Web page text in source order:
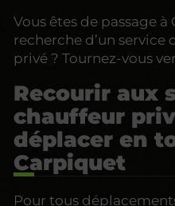
Vous êtes de passage
recherche d’un service
privé ? Tournez-vous
Recourir aux
chauffeur
déplacer en
Carpiquet
Pour tous